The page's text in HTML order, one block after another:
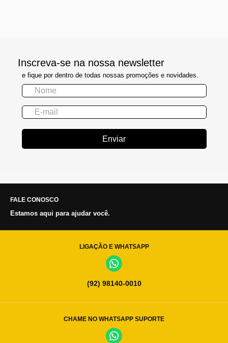
Inscreva-se na nossa newsletter
e fique por dentro de todas nossas promoções e novidades.
Enviar
FALE CONOSCO
Estamos aqui para ajudar você.
LIGAÇÃO E WHATSAPP
(92) 98140-0010
CHAME NO WHATSAPP SUPORTE